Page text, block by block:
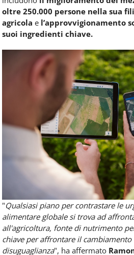
oltre 250.000 persone nella sua
agricola e l’approvvigionamento
suoi ingredienti chiave.
"Qualsiasi piano per contrastare le
alimentare globale si trova ad
all'agricoltura, fonte di nutrimento
chiave per affrontare il cambiamento
disuguaglianza", ha affermato